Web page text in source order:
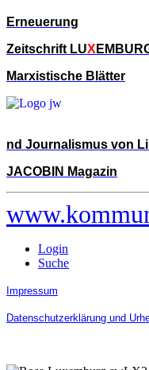
Erneuerung
Zeitschrift LUX
Marxistische Blätter
nd Journalismus von
JACOBIN Magazin
Login
Suche
Impressum
Datenschutzerklärung und